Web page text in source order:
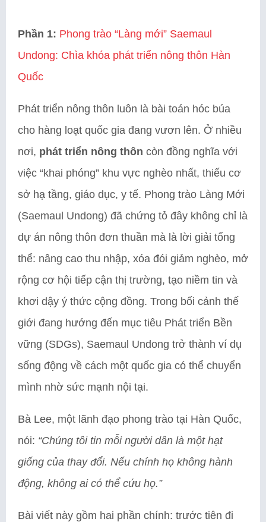
Phần 1: Phong trào “Làng mới” Saemaul
Undong: Chìa khóa phát triển nông thôn Hàn
Quốc
Phát triển nông thôn luôn là bài toán hóc búa
cho hàng loạt quốc gia đang vươn lên. Ở nhiều
nơi, phát triển nông thôn còn đồng nghĩa với
việc “khai phóng” khu vực nghèo nhất, thiếu cơ
sở hạ tầng, giáo dục, y tế. Phong trào Làng Mới
(Saemaul Undong) đã chứng tỏ đây không chỉ là
dự án nông thôn đơn thuần mà là lời giải tổng
thể: nâng cao thu nhập, xóa đói giảm nghèo, mở
rộng cơ hội tiếp cận thị trường, tạo niềm tin và
khơi dậy ý thức cộng đồng. Trong bối cảnh thế
giới đang hướng đến mục tiêu Phát triển Bền
vững (SDGs), Saemaul Undong trở thành ví dụ
sống động về cách một quốc gia có thể chuyển
mình nhờ sức mạnh nội tại.
Bà Lee, một lãnh đạo phong trào tại Hàn Quốc,
nói: “Chúng tôi tin mỗi người dân là một hạt
giống của thay đổi. Nếu chính họ không hành
động, không ai có thể cứu họ.”
Bài viết này gồm hai phần chính: trước tiên đi